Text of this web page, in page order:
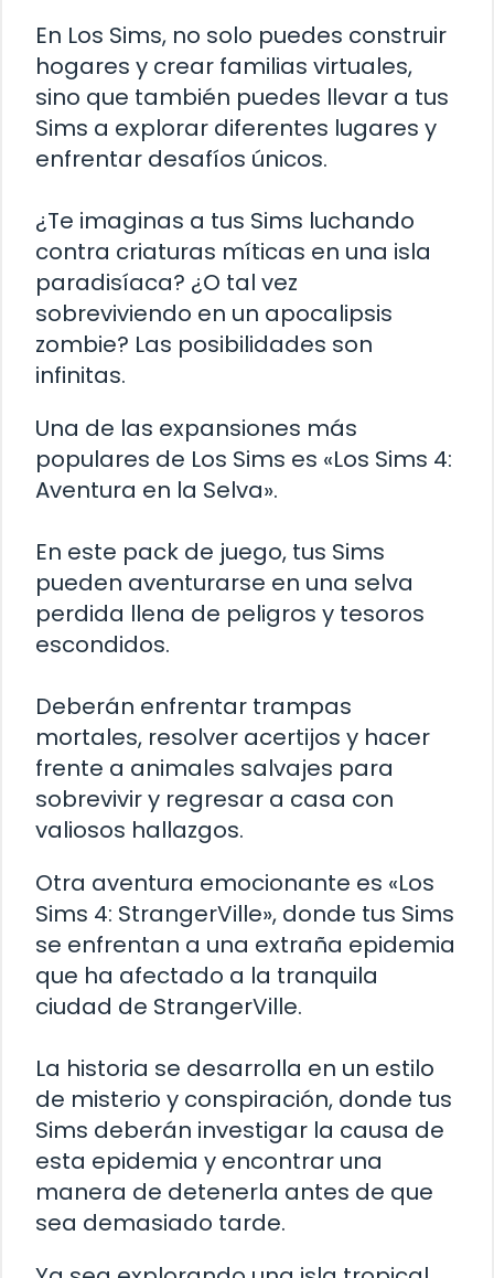
En Los Sims, no solo puedes construir
hogares y crear familias virtuales,
sino que también puedes llevar a tus
Sims a explorar diferentes lugares y
enfrentar desafíos únicos.
¿Te imaginas a tus Sims luchando
contra criaturas míticas en una isla
paradisíaca? ¿O tal vez
sobreviviendo en un apocalipsis
zombie? Las posibilidades son
infinitas.
Una de las expansiones más
populares de Los Sims es «Los Sims 4:
Aventura en la Selva».
En este pack de juego, tus Sims
pueden aventurarse en una selva
perdida llena de peligros y tesoros
escondidos.
Deberán enfrentar trampas
mortales, resolver acertijos y hacer
frente a animales salvajes para
sobrevivir y regresar a casa con
valiosos hallazgos.
Otra aventura emocionante es «Los
Sims 4: StrangerVille», donde tus Sims
se enfrentan a una extraña epidemia
que ha afectado a la tranquila
ciudad de StrangerVille.
La historia se desarrolla en un estilo
de misterio y conspiración, donde tus
Sims deberán investigar la causa de
esta epidemia y encontrar una
manera de detenerla antes de que
sea demasiado tarde.